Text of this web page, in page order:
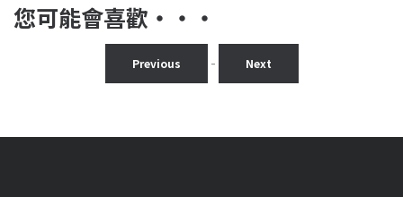
您可能會喜歡‧‧‧
Previous - Next